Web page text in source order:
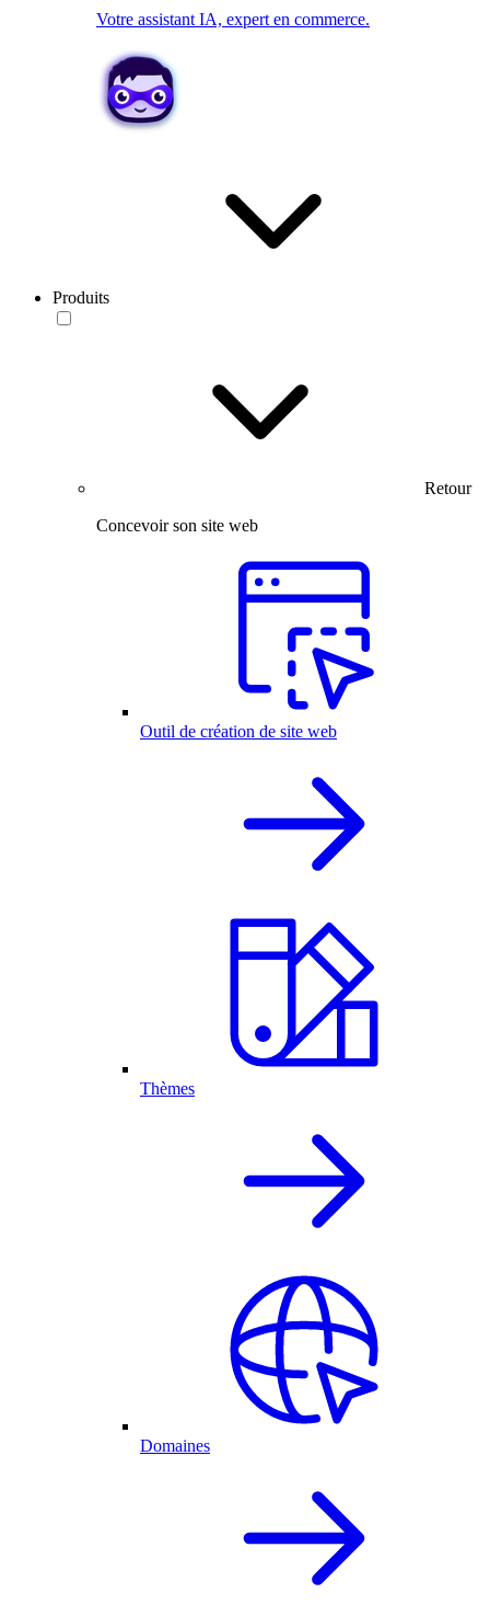
Votre assistant IA, expert en commerce.
Produits
Retour
Concevoir son site web
Outil de création de site web
Thèmes
Domaines